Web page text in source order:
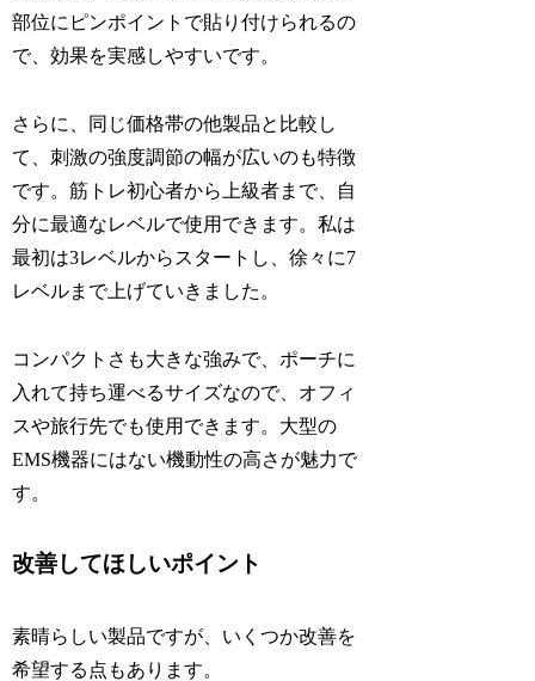
部位にピンポイントで貼り付けられるの
で、効果を実感しやすいです。
さらに、同じ価格帯の他製品と比較し
て、刺激の強度調節の幅が広いのも特徴
です。筋トレ初心者から上級者まで、自
分に最適なレベルで使用できます。私は
最初は3レベルからスタートし、徐々に7
レベルまで上げていきました。
コンパクトさも大きな強みで、ポーチに
入れて持ち運べるサイズなので、オフィ
スや旅行先でも使用できます。大型の
EMS機器にはない機動性の高さが魅力で
す。
改善してほしいポイント
素晴らしい製品ですが、いくつか改善を
希望する点もあります。